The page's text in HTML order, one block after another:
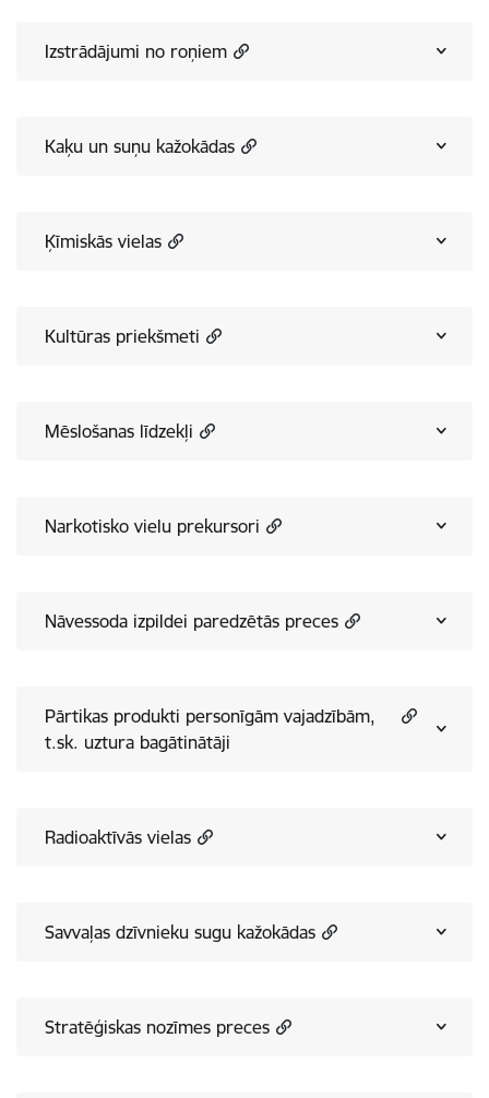
Izstrādājumi no roņiem
Kaķu un suņu kažokādas
Ķīmiskās vielas
Kultūras priekšmeti
Mēslošanas līdzekļi
Narkotisko vielu prekursori
Nāvessoda izpildei paredzētās preces
Pārtikas produkti personīgām vajadzībām,
t.sk. uztura bagātinātāji
Radioaktīvās vielas
Savvaļas dzīvnieku sugu kažokādas
Stratēģiskas nozīmes preces